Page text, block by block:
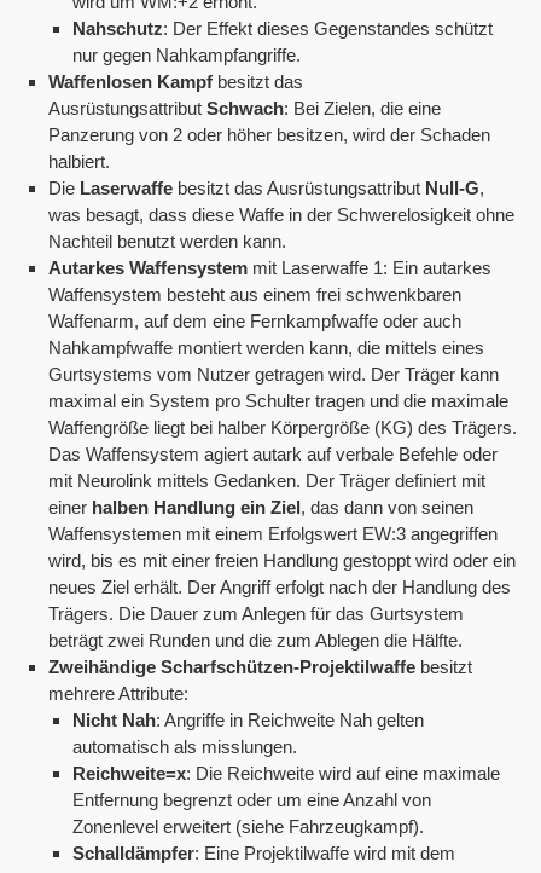
Nahschutz: Der Effekt dieses Gegenstandes schützt
nur gegen Nahkampfangriffe.
Waffenlosen Kampf besitzt das
Ausrüstungsattribut Schwach: Bei Zielen, die eine
Panzerung von 2 oder höher besitzen, wird der Schaden
halbiert.
Die Laserwaffe besitzt das Ausrüstungsattribut Null-G,
was besagt, dass diese Waffe in der Schwerelosigkeit ohne
Nachteil benutzt werden kann.
Autarkes Waffensystem mit Laserwaffe 1: Ein autarkes
Waffensystem besteht aus einem frei schwenkbaren
Waffenarm, auf dem eine Fernkampfwaffe oder auch
Nahkampfwaffe montiert werden kann, die mittels eines
Gurtsystems vom Nutzer getragen wird. Der Träger kann
maximal ein System pro Schulter tragen und die maximale
Waffengröße liegt bei halber Körpergröße (KG) des Trägers.
Das Waffensystem agiert autark auf verbale Befehle oder
mit Neurolink mittels Gedanken. Der Träger definiert mit
einer halben Handlung ein Ziel, das dann von seinen
Waffensystemen mit einem Erfolgswert EW:3 angegriffen
wird, bis es mit einer freien Handlung gestoppt wird oder ein
neues Ziel erhält. Der Angriff erfolgt nach der Handlung des
Trägers. Die Dauer zum Anlegen für das Gurtsystem
beträgt zwei Runden und die zum Ablegen die Hälfte.
Zweihändige Scharfschützen-Projektilwaffe besitzt
mehrere Attribute:
Nicht Nah: Angriffe in Reichweite Nah gelten
automatisch als misslungen.
Reichweite=x: Die Reichweite wird auf eine maximale
Entfernung begrenzt oder um eine Anzahl von
Zonenlevel erweitert (siehe Fahrzeugkampf).
Schalldämpfer: Eine Projektilwaffe wird mit dem